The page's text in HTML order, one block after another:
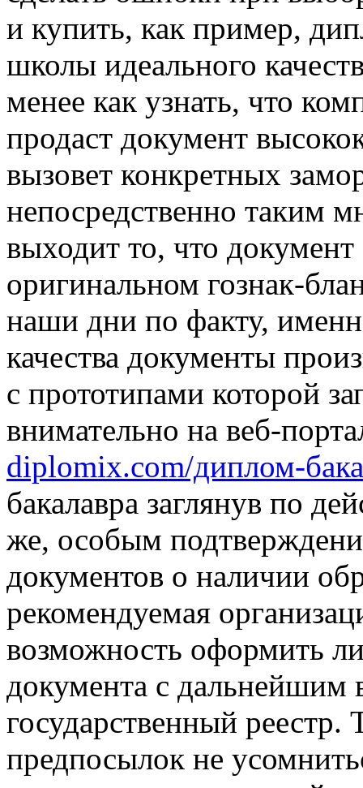
и купить, как пример,
школы идеального
менее как узнать, что
продаст документ
вызовет конкретных
непосредственно таким
выходит то, что документ
оригинальном гознак-
наши дни по факту,
качества документы
с прототипами которой
внимательно на веб-
diplomix.com/диплом-
бакалавра заглянув по
же, особым
документов о наличии
рекомендуемая
возможность оформить
документа с дальнейшим
государственный реестр.
предпосылок не